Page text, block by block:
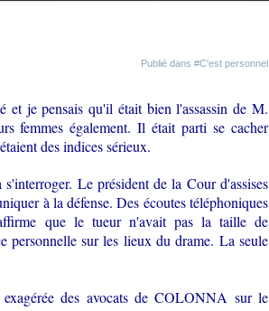
Publié dans #C'est personnel
je pensais qu'il était bien l'assassin de M.
femmes également. Il était parti se cacher
des indices sérieux.
Le président de la Cour d'assises
à la défense. Des écoutes téléphoniques
que le tueur n'avait pas la taille de
sur les lieux du drame. La seule
des avocats de COLONNA sur le